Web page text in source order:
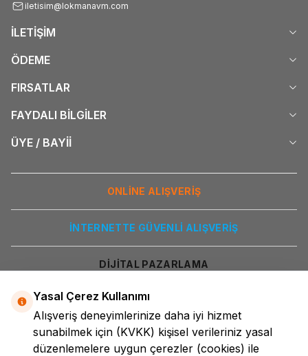
iletisim@lokmanavm.com
İLETİŞİM
ÖDEME
FIRSATLAR
FAYDALI BİLGİLER
ÜYE / BAYİİ
ONLİNE ALIŞVERİŞ
İNTERNETTE GÜVENLİ ALIŞVERİŞ
DİJİTAL PAZARLAMA
Yasal Çerez Kullanımı
Alışveriş deneyimlerinize daha iyi hizmet
sunabilmek için (KVKK) kişisel verileriniz yasal
düzenlemelere uygun çerezler (cookies) ile